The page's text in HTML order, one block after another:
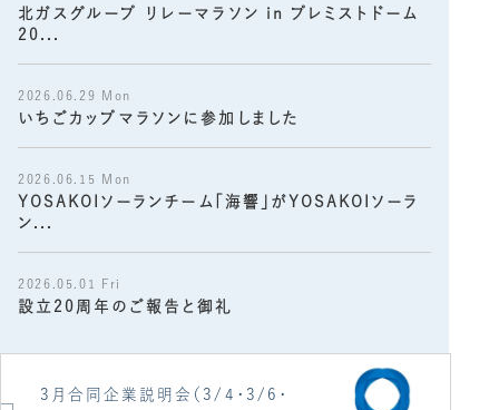
北ガスグループ リレーマラソン in プレミストドーム
20...
2026.06.29 Mon
いちごカップマラソンに参加しました
2026.06.15 Mon
YOSAKOIソーランチーム「海響」がYOSAKOIソーラ
ン...
2026.05.01 Fri
設立20周年のご報告と御礼
3月合同企業説明会（3/4・3/6・